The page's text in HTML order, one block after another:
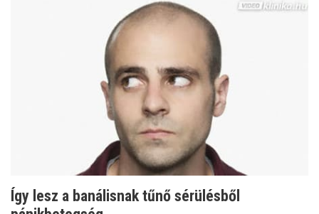
Így lesz a banálisnak tűnő sérülésből